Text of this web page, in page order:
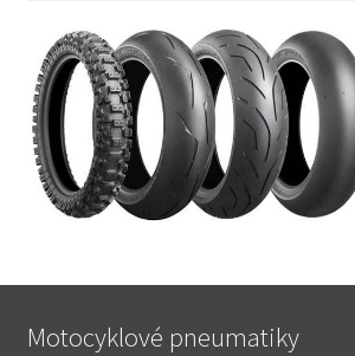
Motocyklové pneumatiky